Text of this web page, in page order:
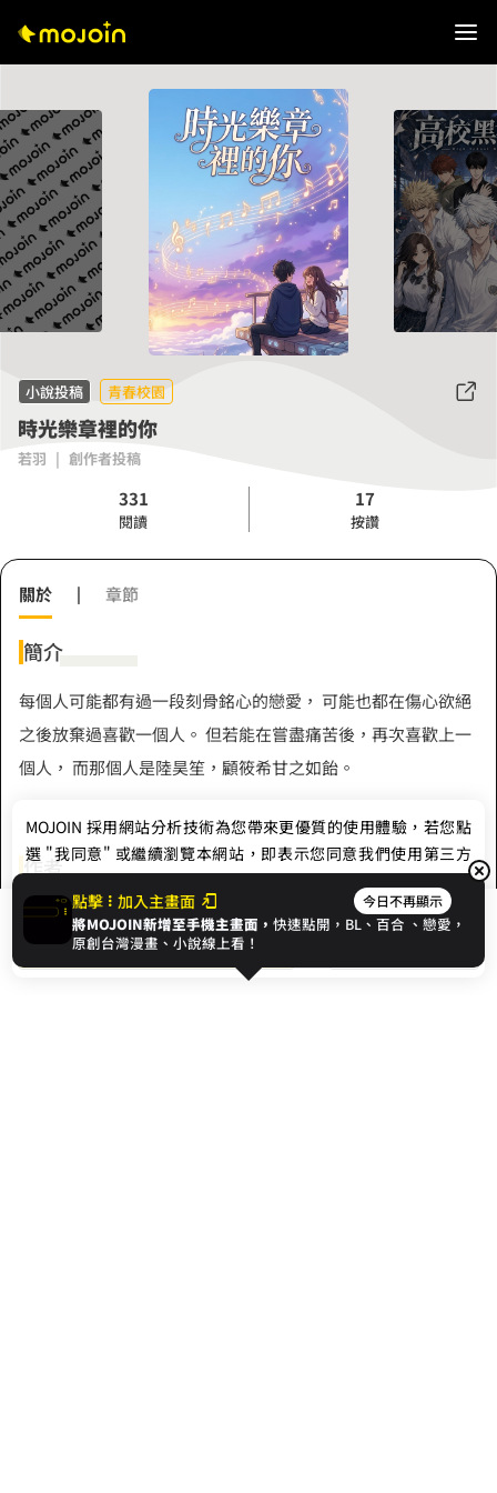
小說投稿 青春校園
時光樂章裡的你
若羽 | 創作者投稿
331
閱讀
17
按讚
開始閱讀
關於 | 章節
簡介
每個人可能都有過一段刻骨銘心的戀愛， 可能也都在傷心欲絕
之後放棄過喜歡一個人。 但若能在嘗盡痛苦後，再次喜歡上一
個人， 而那個人是陸昊笙，顧筱希甘之如飴。
作者
點擊 加入主畫面 今日不再顯示
將MOJOIN新增至手機主畫面，快速點開，BL、百合 、戀愛，
原創台灣漫畫、小說線上看！
MOJOIN 採用網站分析技術為您帶來更優質的使用體驗，若您點
選 "我同意" 或繼續瀏覽本網站，即表示您同意我們使用第三方
Cookie，欲瞭解更多資訊請見隱私權政策。
我同意